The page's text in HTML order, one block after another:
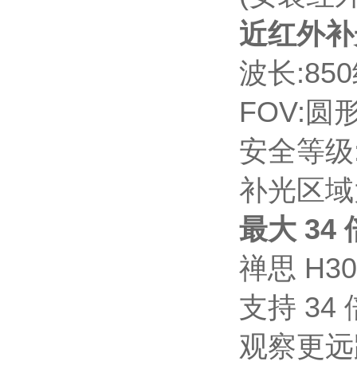
近红外
波长
FOV:圆
安全等
补光区
最大 34
禅思
支持 34
观察更